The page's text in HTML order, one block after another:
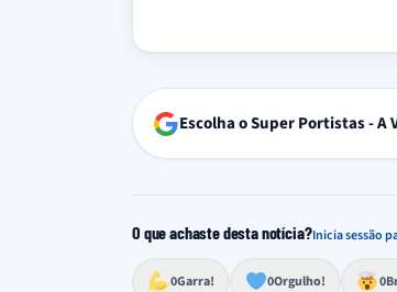
Escolha o Super Portistas -
O que achaste desta notícia?Inicia sessão
0Garra!
Esforço, determinação, aprovação
0Orgulho!
Lealdade, amor clubístico, 0
Impressionante, chocante, de
Reação de desespero, raiva,
Excelência, destaque, o melhor